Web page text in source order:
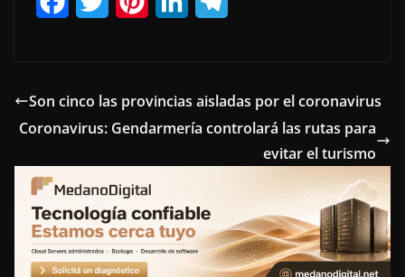
e
b
o
o
k
t
t
e
r
t
e
r
e
s
k
e
d
n
e
g
r
m
Son cinco las provincias aisladas por el coronavirus
Coronavirus: Gendarmería controlará las rutas para
evitar el turismo